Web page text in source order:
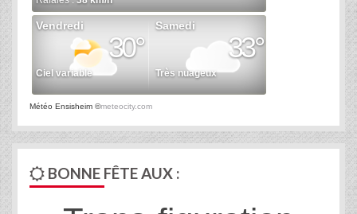
Météo Ensisheim ©meteocity.com
BONNE FÊTE AUX :